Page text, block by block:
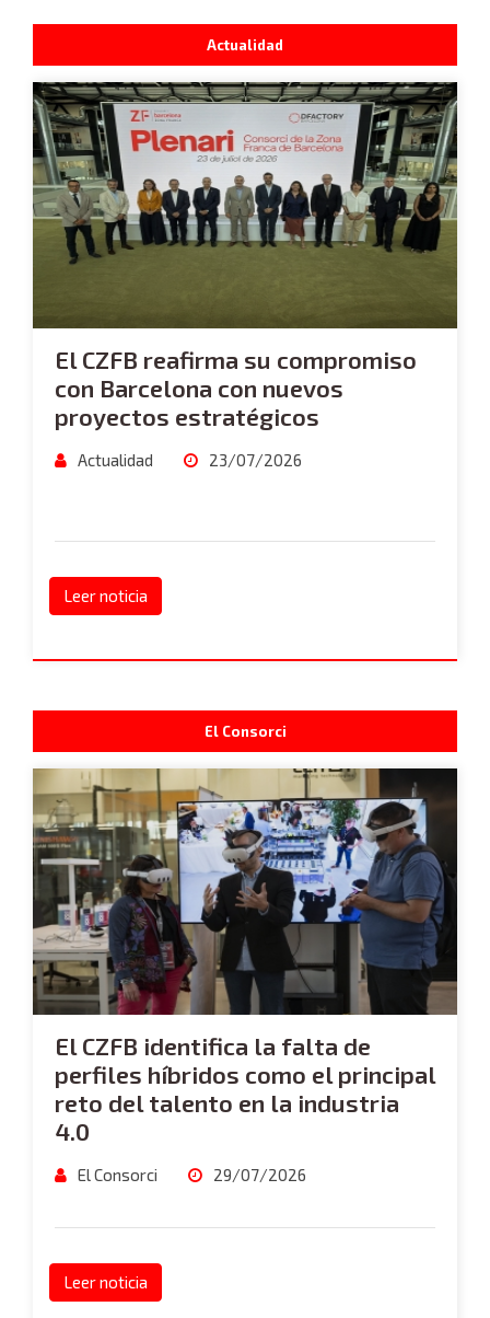
Actualidad
El CZFB reafirma su compromiso
con Barcelona con nuevos
proyectos estratégicos
Actualidad 23/07/2026
Leer noticia
El Consorci
El CZFB identifica la falta de
perfiles híbridos como el principal
reto del talento en la industria
4.0
El Consorci 29/07/2026
Leer noticia